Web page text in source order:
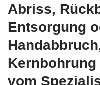
Abriss,
Entsorgung
vom